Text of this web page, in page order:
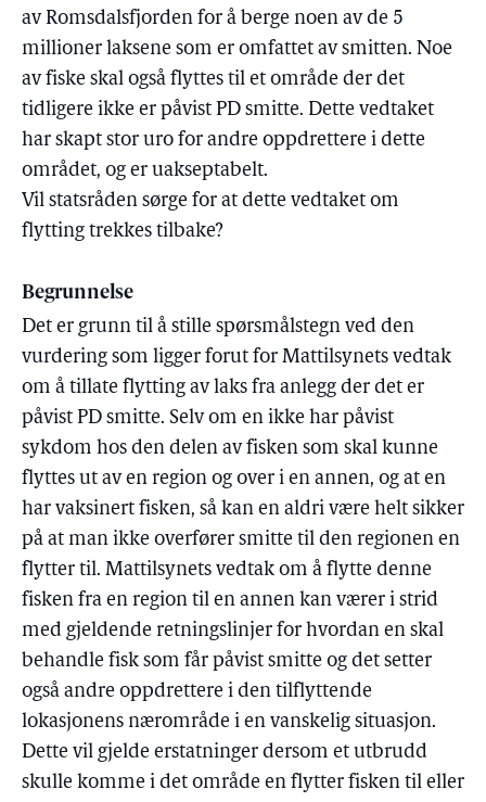
av Romsdalsfjorden for å berge noen av de 5
millioner laksene som er omfattet av smitten. Noe
av fiske skal også flyttes til et område der det
tidligere ikke er påvist PD smitte. Dette vedtaket
har skapt stor uro for andre oppdrettere i dette
området, og er uakseptabelt.
Vil statsråden sørge for at dette vedtaket om
flytting trekkes tilbake?
Begrunnelse
Det er grunn til å stille spørsmålstegn ved den
vurdering som ligger forut for Mattilsynets vedtak
om å tillate flytting av laks fra anlegg der det er
påvist PD smitte. Selv om en ikke har påvist
sykdom hos den delen av fisken som skal kunne
flyttes ut av en region og over i en annen, og at en
har vaksinert fisken, så kan en aldri være helt sikker
på at man ikke overfører smitte til den regionen en
flytter til. Mattilsynets vedtak om å flytte denne
fisken fra en region til en annen kan værer i strid
med gjeldende retningslinjer for hvordan en skal
behandle fisk som får påvist smitte og det setter
også andre oppdrettere i den tilflyttende
lokasjonens nærområde i en vanskelig situasjon.
Dette vil gjelde erstatninger dersom et utbrudd
skulle komme i det område en flytter fisken til eller